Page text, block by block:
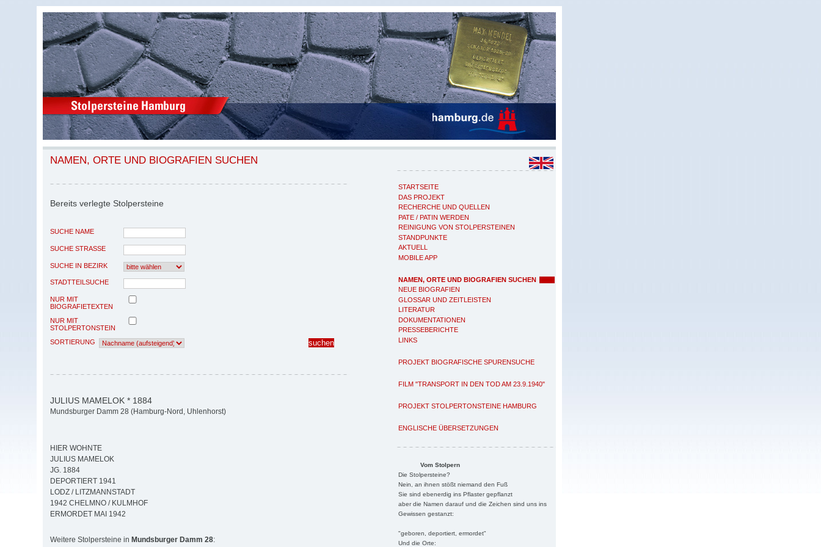
STARTSEITE
DAS PROJEKT
RECHERCHE UND QUELLEN
PATE / PATIN WERDEN
REINIGUNG VON STOLPERSTEINEN
STANDPUNKTE
AKTUELL
MOBILE APP
NAMEN, ORTE UND BIOGRAFIEN SUCHEN
NEUE BIOGRAFIEN
GLOSSAR UND ZEITLEISTEN
LITERATUR
DOKUMENTATIONEN
PRESSEBERICHTE
LINKS
PROJEKT BIOGRAFISCHE SPURENSUCHE
FILM "TRANSPORT IN DEN TOD AM 23.9.1940"
PROJEKT STOLPERTONSTEINE HAMBURG
ENGLISCHE ÜBERSETZUNGEN
Vom Stolpern
Die Stolpersteine?
Nein, an ihnen stößt niemand den Fuß
Sie sind ebenerdig ins Pflaster gepflanzt
aber die Namen darauf und die Zeichen sind uns ins
Gewissen gestanzt:
"geboren, deportiert, ermordet"
Und die Orte:
NAMEN, ORTE UND BIOGRAFIEN SUCHEN
Bereits verlegte Stolpersteine
SUCHE NAME
SUCHE STRASSE
SUCHE IN BEZIRK
STADTTEILSUCHE
NUR MIT
BIOGRAFIETEXTEN
NUR MIT
STOLPERTONSTEIN
SORTIERUNG
JULIUS MAMELOK * 1884
Mundsburger Damm 28 (Hamburg-Nord, Uhlenhorst)
HIER WOHNTE
JULIUS MAMELOK
JG. 1884
DEPORTIERT 1941
LODZ / LITZMANNSTADT
1942 CHELMNO / KULMHOF
ERMORDET MAI 1942
Weitere Stolpersteine in Mundsburger Damm 28: